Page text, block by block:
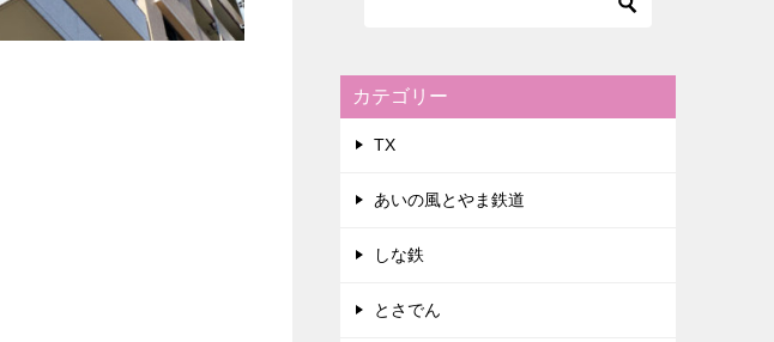
カテゴリー
TX
あいの風とやま鉄道
しな鉄
とさでん